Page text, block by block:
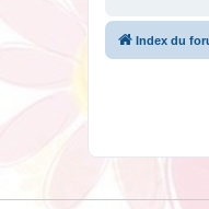
Index du